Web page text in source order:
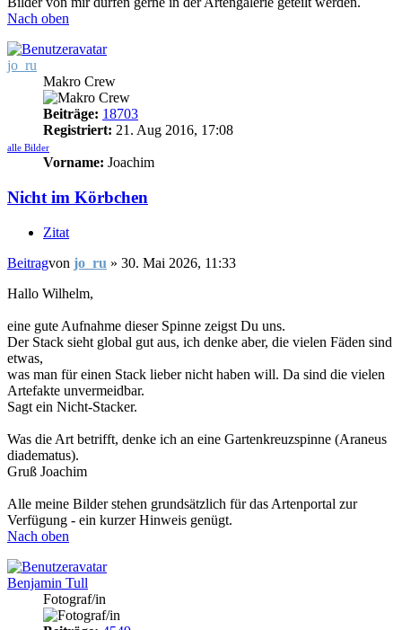
Nach oben
jo_ru
Makro Crew
Beiträge: 18703
Registriert: 21. Aug 2016, 17:08
alle Bilder
Vorname: Joachim
Nicht im Körbchen
Zitat
Beitragvon jo_ru » 30. Mai 2026, 11:33
Hallo Wilhelm,
eine gute Aufnahme dieser Spinne zeigst Du uns.
Der Stack sieht global gut aus, ich denke aber, die vielen Fäden sind
etwas,
was man für einen Stack lieber nicht haben will. Da sind die vielen
Artefakte unvermeidbar.
Sagt ein Nicht-Stacker.
Was die Art betrifft, denke ich an eine Gartenkreuzspinne (Araneus
diadematus).
Gruß Joachim
Alle meine Bilder stehen grundsätzlich für das Artenportal zur
Verfügung - ein kurzer Hinweis genügt.
Nach oben
Benjamin Tull
Fotograf/in